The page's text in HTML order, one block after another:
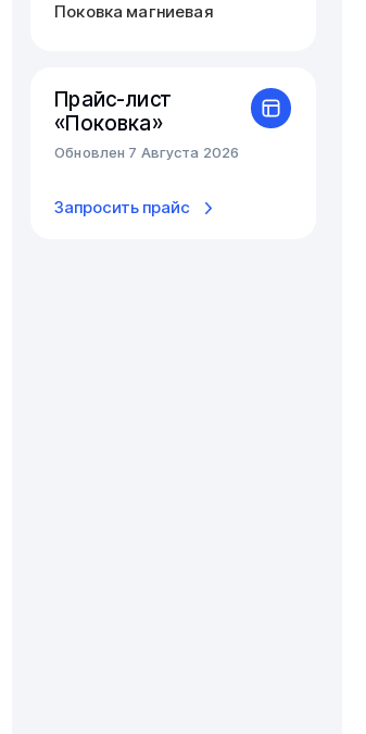
Поковка магниевая
Прайс-лист
«Поковка»
Обновлен 7 Августа 2026
Запросить прайс